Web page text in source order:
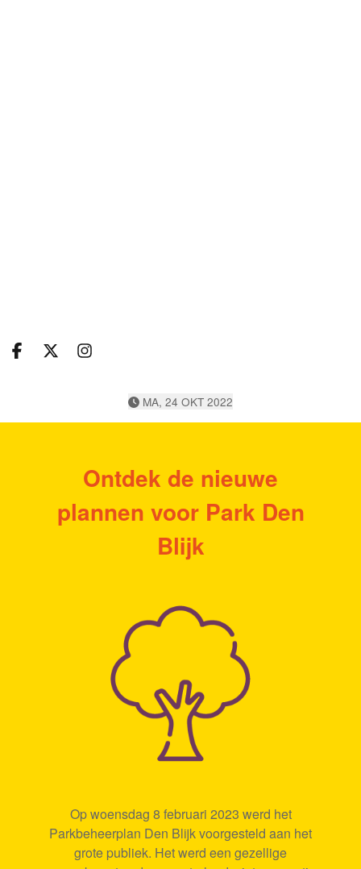
Deel op facebook
Deel op XDeel op Instagram
MA, 24 OKT 2022
Ontdek de nieuwe
plannen voor Park Den
Blijk
Op woensdag 8 februari 2023 werd het
Parkbeheerplan Den Blijk voorgesteld aan het
grote publiek. Het werd een gezellige